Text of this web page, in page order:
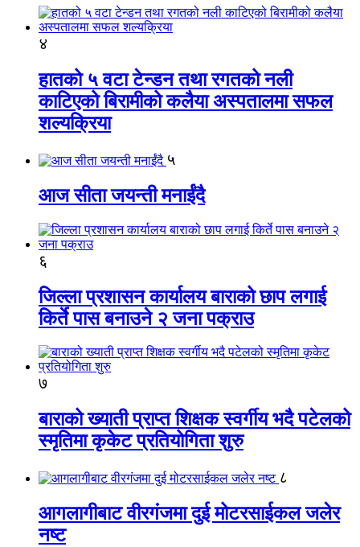
४
हातको ५ वटा टेन्डन तथा रगतको नली
काटिएको बिरामीको कलैया अस्पतालमा सफल
शल्यक्रिया
५
आज सीता जयन्ती मनाईंदै
६
जिल्ला प्रशासन कार्यालय बाराको छाप लगाई
किर्ते पास बनाउने २ जना पक्राउ
७
बाराको ख्याती प्राप्त शिक्षक स्वर्गीय भदै पटेलको
स्मृतिमा कृकेट प्रतियोगिता शुरु
८
आगलागीबाट वीरगंजमा दुई मोटरसाईकल जलेर
नष्ट